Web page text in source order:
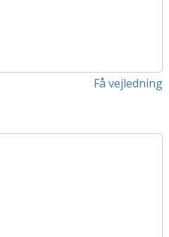
Få vejledning